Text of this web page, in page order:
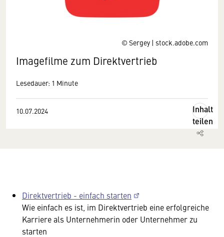
© Sergey | stock.adobe.com
Imagefilme zum Direktvertrieb
Lesedauer: 1 Minute
10.07.2024
Inhalt
teilen
Direktvertrieb - einfach starten
Wie einfach es ist, im Direktvertrieb eine erfolgreiche
Karriere als Unternehmerin oder Unternehmer zu
starten